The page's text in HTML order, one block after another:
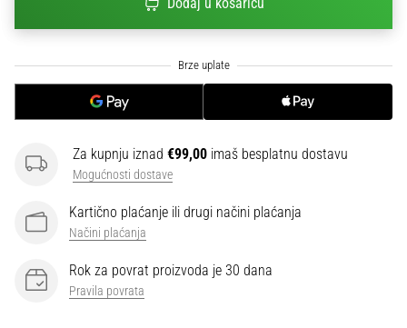
Nike,
i
PUMA.
utakmice,
sve
članke
Za kupnju iznad €99,00 imaš besplatnu dostavu
Mogućnosti dostave
Kartično plaćanje ili drugi načini plaćanja
Načini plaćanja
Rok za povrat proizvoda je 30 dana
Pravila povrata